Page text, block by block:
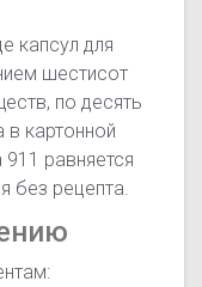
капсул для
шестисот
по десять
в картонной
равняется
без рецепта.